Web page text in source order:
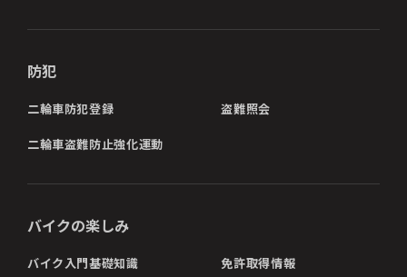
防犯
二輪車防犯登録 盗難照会
二輪車盗難防止強化運動
バイクの楽しみ
バイク入門基礎知識 免許取得情報